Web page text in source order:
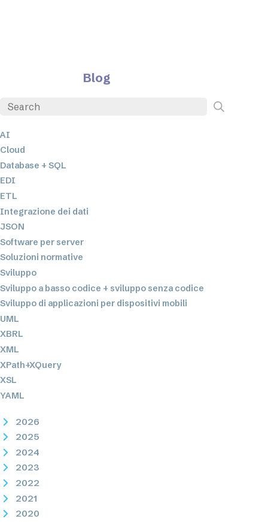
Blog
AI
Cloud
Database + SQL
EDI
ETL
Integrazione dei dati
JSON
Software per server
Soluzioni normative
Sviluppo
Sviluppo a basso codice + sviluppo senza codice
Sviluppo di applicazioni per dispositivi mobili
UML
XBRL
XML
XPath+XQuery
XSL
YAML
2026
2025
2024
2023
2022
2021
2020